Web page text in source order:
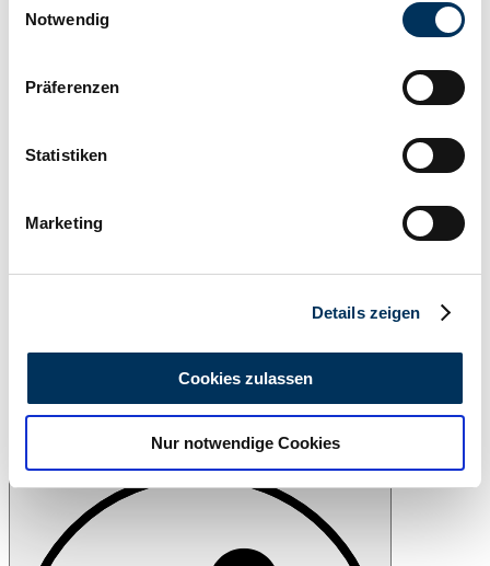
Trigger Symbol ändern oder widerrufen
Informationen über Ihre geografische Lage
können
bestimmten Merkmalen (Fingerprinting) identifizieren
Erfahren Sie mehr darüber, wie Ihre persönlichen Daten
analysieren. Außerdem geben wir Informationen zu Ihrer
Verwendung unserer Website an unsere Partner für
soziale Medien, Werbung und Analysen weiter. Unsere
Partner führen diese Informationen möglicherweise mit
weiteren Daten zusammen, die Sie ihnen bereitgestellt
haben oder die sie im Rahmen Ihrer Nutzung der Dienste
Notwendig
Präferenzen
Statistiken
Marketing
Details zeigen
Cookies zulassen
Nur notwendige Cookies